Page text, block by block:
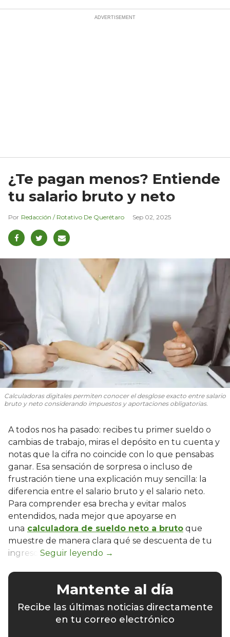
¿Te pagan menos? Entiende
tu salario bruto y neto
Redacción / Rotativo De Querétaro Sep 02, 2025
Calculadoras digitales permiten conocer el desglose exacto entre salario
bruto y neto considerando impuestos y aportaciones obligatorias.
A todos nos ha pasado: recibes tu primer sueldo o
cambias de trabajo, miras el depósito en tu cuenta y
notas que la cifra no coincide con lo que pensabas
ganar. Esa sensación de sorpresa o incluso de
frustración tiene una explicación muy sencilla: la
diferencia entre el salario bruto y el salario neto.
Para comprender esa brecha y evitar malos
entendidos, nada mejor que apoyarse en
una calculadora de sueldo neto a bruto que
muestre de manera clara qué se descuenta de tu
ingreso.
Mantente al día
Recibe las últimas noticias directamente
en tu correo electrónico